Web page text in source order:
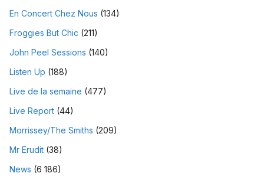
En Concert Chez Nous (134)
Froggies But Chic (211)
John Peel Sessions (140)
Listen Up (188)
Live de la semaine (477)
Live Report (44)
Morrissey/The Smiths (209)
Mr Erudit (38)
News (6 186)